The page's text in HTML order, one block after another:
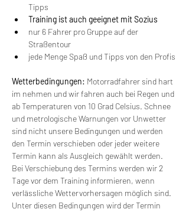
Tipps
Training ist auch geeignet mit Sozius
nur 6 Fahrer pro Gruppe auf der
Straßentour
jede Menge Spaß und Tipps von den Profis
Wetterbedingungen: Motorradfahrer sind hart
im nehmen und wir fahren auch bei Regen und
ab Temperaturen von 10 Grad Celsius. Schnee
und metrologische Warnungen vor Unwetter
sind nicht unsere Bedingungen und werden
den Termin verschieben oder jeder weitere
Termin kann als Ausgleich gewählt werden.
Bei Verschiebung des Termins werden wir 2
Tage vor dem Training informieren, wenn
verlässliche Wettervorhersagen möglich sind.
Unter diesen Bedingungen wird der Termin